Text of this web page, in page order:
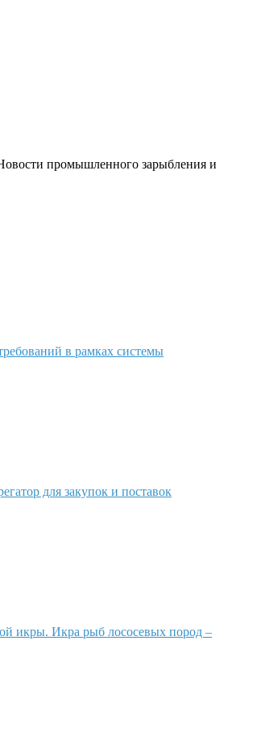
промышленного зарыбления и
в рамках системы
для закупок и поставок
икры. Икра рыб лососевых пород –